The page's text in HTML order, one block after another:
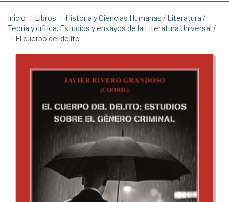
Inicio Libros Historia y Ciencias Humanas / Literatura /
Teoría y crítica. Estudios y ensayos de la Literatura Universal /
El cuerpo del delito